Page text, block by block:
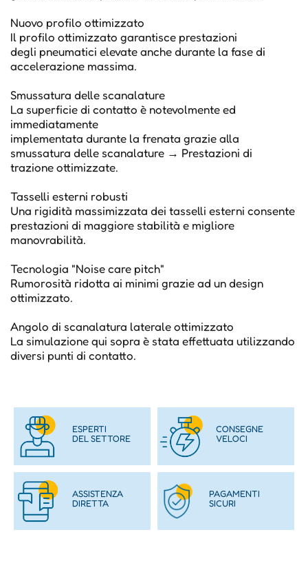
Nuovo profilo ottimizzato
Il profilo ottimizzato garantisce prestazioni
degli pneumatici elevate anche durante la fase di
accelerazione massima.
Smussatura delle scanalature
La superficie di contatto è notevolmente ed
immediatamente
implementata durante la frenata grazie alla
smussatura delle scanalature → Prestazioni di
trazione ottimizzate.
Tasselli esterni robusti
Una rigidità massimizzata dei tasselli esterni consente
prestazioni di maggiore stabilità e migliore
manovrabilità.
Tecnologia "Noise care pitch"
Rumorosità ridotta ai minimi grazie ad un design
ottimizzato.
Angolo di scanalatura laterale ottimizzato
La simulazione qui sopra è stata effettuata utilizzando
diversi punti di contatto.
ESPERTI
DEL SETTORE
CONSEGNE
VELOCI
ASSISTENZA
DIRETTA
PAGAMENTI
SICURI